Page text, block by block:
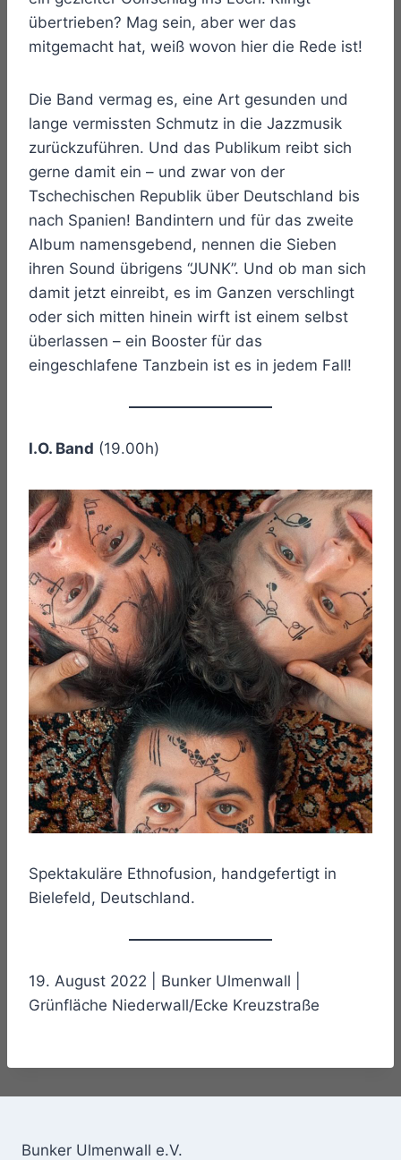
übertrieben? Mag sein, aber wer das
mitgemacht hat, weiß wovon hier die Rede ist!
Die Band vermag es, eine Art gesunden und
lange vermissten Schmutz in die Jazzmusik
zurückzuführen. Und das Publikum reibt sich
gerne damit ein – und zwar von der
Tschechischen Republik über Deutschland bis
nach Spanien! Bandintern und für das zweite
Album namensgebend, nennen die Sieben
ihren Sound übrigens “JUNK”. Und ob man sich
damit jetzt einreibt, es im Ganzen verschlingt
oder sich mitten hinein wirft ist einem selbst
überlassen – ein Booster für das
eingeschlafene Tanzbein ist es in jedem Fall!
I.O. Band (19.00h)
Spektakuläre Ethnofusion, handgefertigt in
Bielefeld, Deutschland.
19. August 2022 | Bunker Ulmenwall |
Grünfläche Niederwall/Ecke Kreuzstraße
Bunker Ulmenwall e.V.